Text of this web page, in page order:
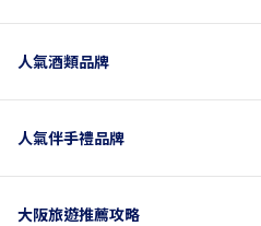
人氣酒類品牌
人氣伴手禮品牌
大阪旅遊推薦攻略